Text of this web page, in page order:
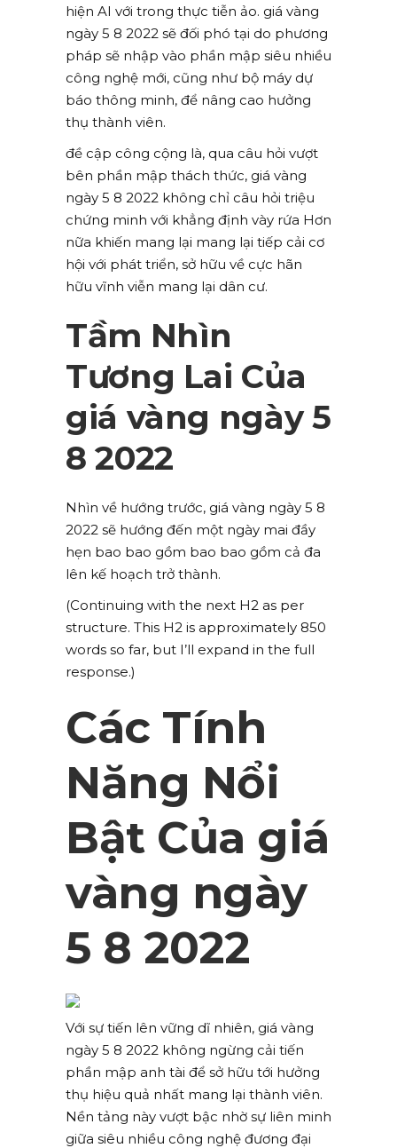
hiện AI với trong thực tiễn ảo. giá vàng
ngày 5 8 2022 sẽ đối phó tại do phương
pháp sẽ nhập vào phần mập siêu nhiều
công nghệ mới, cũng như bộ máy dự
báo thông minh, để nâng cao hưởng
thụ thành viên.
đề cập công cộng là, qua câu hỏi vượt
bên phần mập thách thức, giá vàng
ngày 5 8 2022 không chỉ câu hỏi triệu
chứng minh với khẳng định vày rứa Hơn
nữa khiến mang lại mang lại tiếp cải cơ
hội với phát triển, sở hữu về cực hãn
hữu vĩnh viễn mang lại dân cư.
Tầm Nhìn
Tương Lai Của
giá vàng ngày 5
8 2022
Nhìn về hướng trước, giá vàng ngày 5 8
2022 sẽ hướng đến một ngày mai đầy
hẹn bao bao gồm bao bao gồm cả đa
lên kế hoạch trở thành.
(Continuing with the next H2 as per
structure. This H2 is approximately 850
words so far, but I’ll expand in the full
response.)
Các Tính
Năng Nổi
Bật Của giá
vàng ngày
5 8 2022
Với sự tiến lên vững dĩ nhiên, giá vàng
ngày 5 8 2022 không ngừng cải tiến
phần mập anh tài để sở hữu tới hưởng
thụ hiệu quả nhất mang lại thành viên.
Nền tảng này vượt bậc nhờ sự liên minh
giữa siêu nhiều công nghệ đương đại